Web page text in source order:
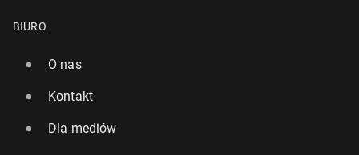
BIURO
O nas
Kontakt
Dla mediów